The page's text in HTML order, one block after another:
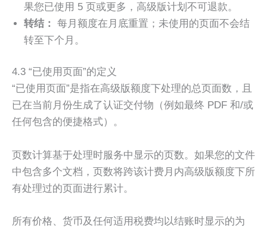
果您已使用 5 页或更多，高级版计划不可退款。
转结：
每月额度在月底重置；未使用的页面不会结
转至下个月。
4.3 “已使用页面”的定义
“已使用页面”是指在高级版额度下处理的总页面数，且
已在当前月份生成了认证交付物（例如最终 PDF 和/或
任何包含的便捷格式）。
页数计算基于处理时服务中显示的页数。如果您的文件
中包含多个文档，页数将跨该计费月内高级版额度下所
有处理过的页面进行累计。
所有价格、货币及任何适用税费均以结账时显示的为